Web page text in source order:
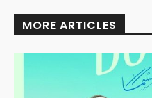
MORE ARTICLES